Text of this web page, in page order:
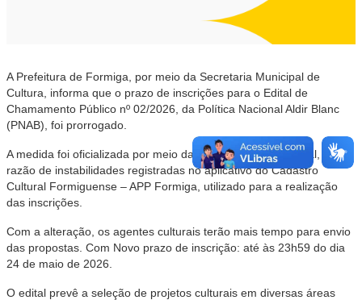
A Prefeitura de Formiga, por meio da Secretaria Municipal de
Cultura, informa que o prazo de inscrições para o Edital de
Chamamento Público nº 02/2026, da Política Nacional Aldir Blanc
(PNAB), foi prorrogado.
A medida foi oficializada por meio da Retificação 03 do edital, em
razão de instabilidades registradas no aplicativo do Cadastro
Cultural Formiguense – APP Formiga, utilizado para a realização
das inscrições.
Com a alteração, os agentes culturais terão mais tempo para envio
das propostas. Com Novo prazo de inscrição: até às 23h59 do dia
24 de maio de 2026.
O edital prevê a seleção de projetos culturais em diversas áreas